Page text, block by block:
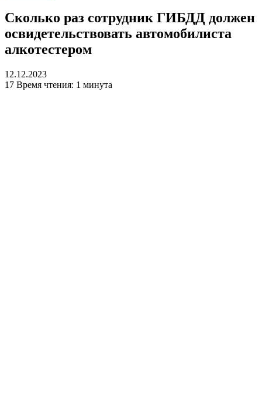
Сколько раз сотрудник ГИБДД должен
освидетельствовать автомобилиста
алкотестером
12.12.2023
17 Время чтения: 1 минута